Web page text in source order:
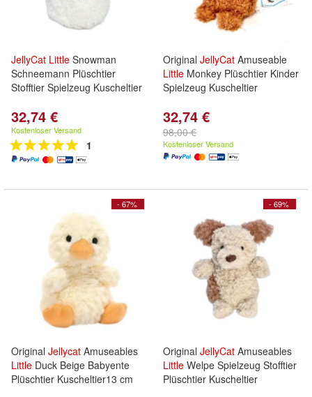
JellyCat Little Snowman
Schneemann Plüschtier
Stofftier Spielzeug Kuscheltier
32,74 €
Kostenloser Versand
1
Original JellyCat Amuseable
Little Monkey Plüschtier Kinder
Spielzeug Kuscheltier
32,74 €
98,00 €
Kostenloser Versand
- 67%
Original Jellycat Amuseables
Little Duck Beige Babyente
Plüschtier Kuscheltier13 cm
- 69%
Original JellyCat Amuseables
Little Welpe Spielzeug Stofftier
Plüschtier Kuscheltier